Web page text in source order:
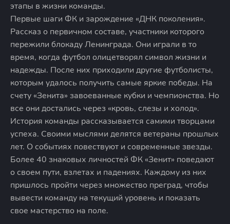
этапы в жизни команды.
Первые шаги ФК и зарождение «ДНК поколения».
Рассказ о первичном составе, участники которого
пережили блокаду Ленинграда. Они играли в то
время, когда футбол олицетворял символ жизни и
надежды. После них приходили другие футболисты,
которым удалось получить самые яркие победы. На
счету «Зенита» завоеванные кубки и чемпионства. Но
все они достались через «кровь, слезы и холод».
История команды рассказывается самими творцами
успеха. Своими мыслями делятся ветераны прошлых
лет. О событиях повествуют и современные звезды.
Более 40 знаковых личностей ФК «Зенит» поведают
о своем пути, взлетах и падениях. Каждому из них
пришлось пройти через множество преград, чтобы
вывести команду на текущий уровень и показать
свое мастерство на поле.